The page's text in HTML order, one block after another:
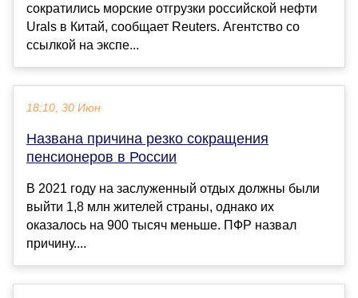
сократились морские отгрузки российской нефти
Urals в Китай, сообщает Reuters. Агентство со
ссылкой на экспе...
18:10, 30 Июн
Названа причина резко сокращения
пенсионеров в России
В 2021 году на заслуженный отдых должны были
выйти 1,8 млн жителей страны, однако их
оказалось на 900 тысяч меньше. ПФР назвал
причину....